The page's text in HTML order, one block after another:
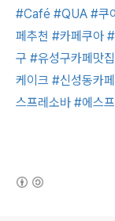
#Café #QUA #쿠
페추천 #카페쿠아
구 #유성구카페맛집
케이크 #신성동카페
스프레소바 #에스